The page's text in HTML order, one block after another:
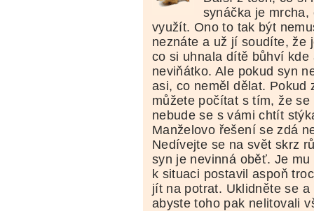
synáčka je
využít. Ono to tak být
neznáte a už jí soudíte, že
co si uhnala dítě bůhví
neviňátko. Ale pokud syn
asi, co neměl dělat. Pokud
můžete počítat s tím, že
nebude se s vámi chtít
Manželovo řešení se zdá
Nedívejte se na svět skrz
syn je nevinná oběť. Je
k situaci postavil aspoň
jít na potrat. Uklidněte se
abyste toho pak nelitovali